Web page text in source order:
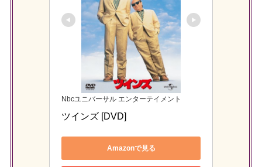
Nbcユニバーサル エンターテイメント
ツインズ [DVD]
Amazonで見る